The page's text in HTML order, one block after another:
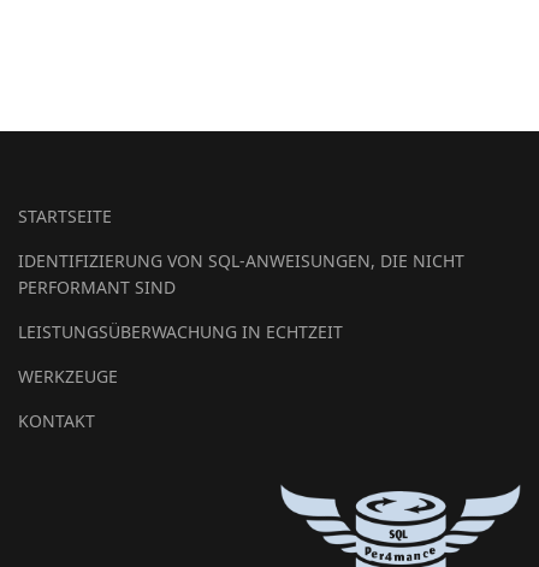
STARTSEITE
IDENTIFIZIERUNG VON SQL-ANWEISUNGEN, DIE NICHT
PERFORMANT SIND
LEISTUNGSÜBERWACHUNG IN ECHTZEIT
WERKZEUGE
KONTAKT